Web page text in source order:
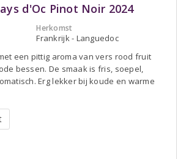
d'Oc Pinot Noir 2024
Herkomst
Frankrijk - Languedoc
een pittig aroma van vers rood fruit
bessen. De smaak is fris, soepel,
Erg lekker bij koude en warme